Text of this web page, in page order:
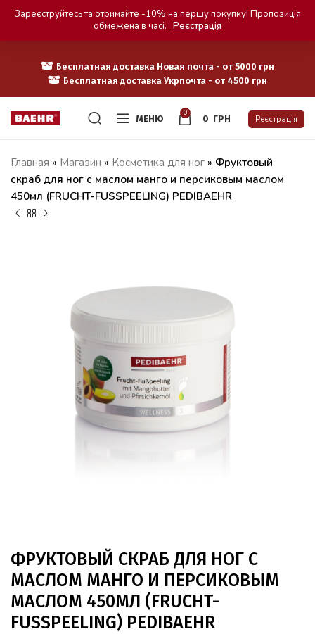
Бесплатная доставка Новая почта - от 5000 грн
Бесплатная доставка Укрпочта - от 4500 грн
МЕНЮ
0
0 ГРН Реєстрація
Главная » Магазин » Косметика для ног » Фруктовый
скраб для ног с маслом манго и персиковым маслом
450мл (FRUCHT-FUSSPEELING) PEDIBAEHR
ФРУКТОВЫЙ СКРАБ ДЛЯ НОГ С
МАСЛОМ МАНГО И ПЕРСИКОВЫМ
МАСЛОМ 450МЛ (FRUCHT-
FUSSPEELING) PEDIBAEHR
Зареєструйтесь та отримайте -10% на першу покупку! Пропозиція
обмежена в часі. Реєстрація